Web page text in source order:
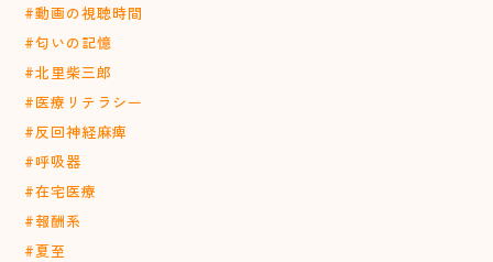
#動画の視聴時間
#匂いの記憶
#北里柴三郎
#医療リテラシー
#反回神経麻痺
#呼吸器
#在宅医療
#報酬系
#夏至